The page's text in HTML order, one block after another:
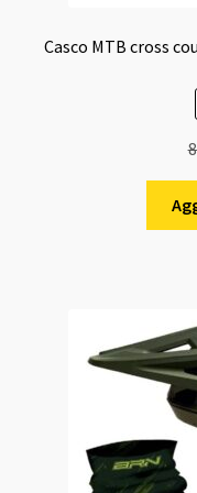
Casco MTB cross